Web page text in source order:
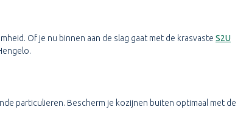
Of je nu binnen aan de slag gaat met de krasvaste S2U
particulieren. Bescherm je kozijnen buiten optimaal met de